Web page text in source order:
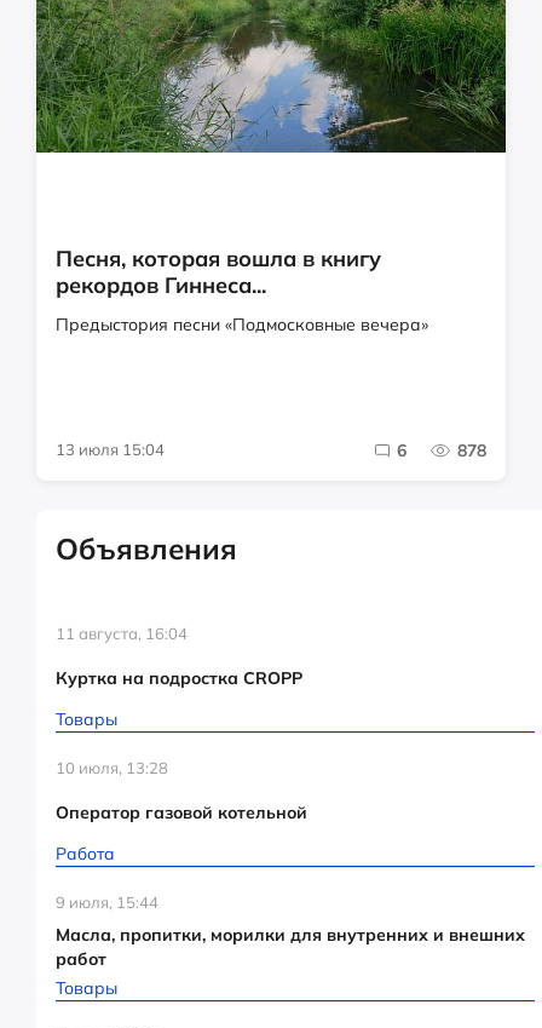
Песня, которая вошла в книгу
рекордов Гиннеса...
Предыстория песни «Подмосковные вечера»
13 июля 15:04 6 878
Объявления
11 августа, 16:04
Куртка на подростка CROPP
Товары
10 июля, 13:28
Оператор газовой котельной
Работа
9 июля, 15:44
Масла, пропитки, морилки для внутренних и внешних
работ
Товары